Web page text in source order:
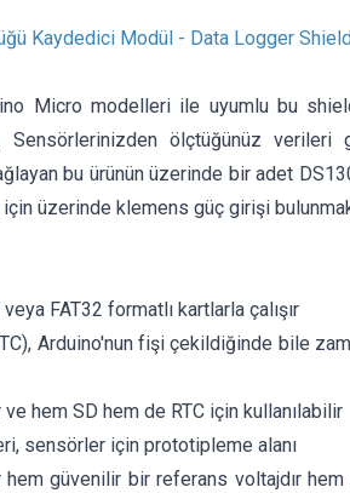
Kaydedici Modül - Data Logger
Micro modelleri ile uyumlu bu
Sensörlerinizden ölçtüğünüz
bu ürünün üzerinde bir adet
üzerinde klemens güç girişi
FAT32 formatlı kartlarla çalışır
Arduino'nun fişi çekildiğinde bile
hem SD hem de RTC için kullanılabilir
sensörler için prototipleme alanı
güvenilir bir referans voltajdır